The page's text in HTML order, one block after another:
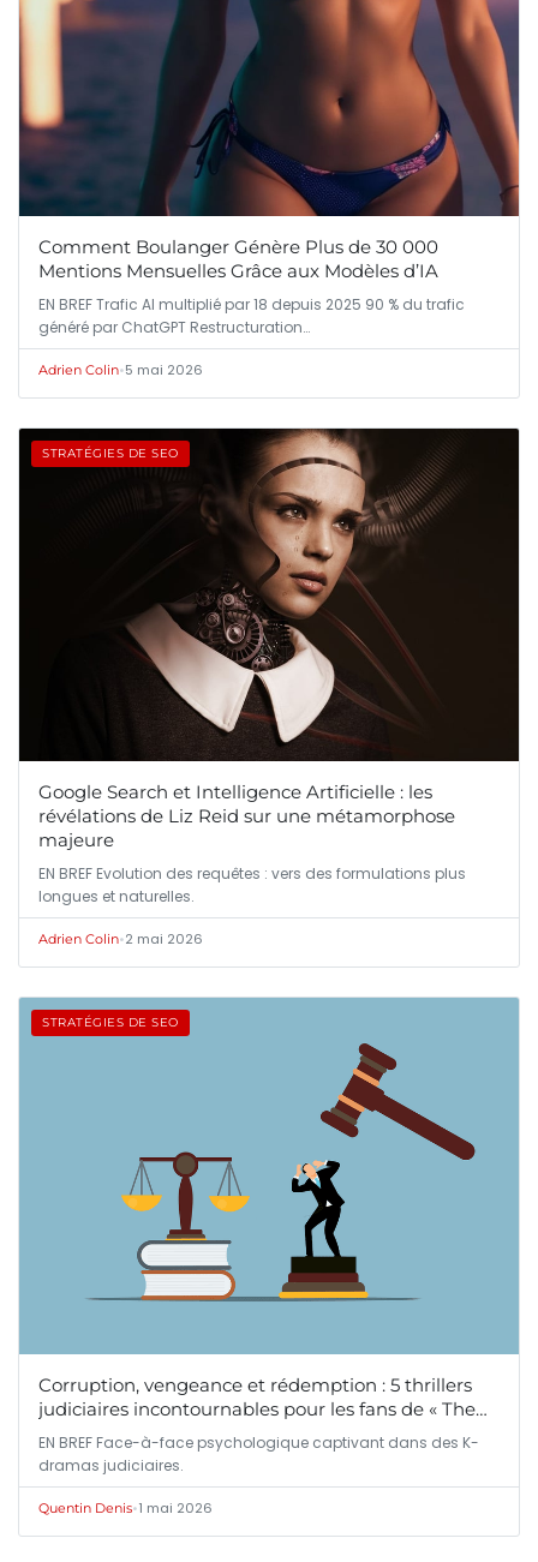
Comment Boulanger Génère Plus de 30 000
Mentions Mensuelles Grâce aux Modèles d’IA
EN BREF Trafic AI multiplié par 18 depuis 2025 90 % du trafic
généré par ChatGPT Restructuration…
Adrien Colin•5 mai 2026
STRATÉGIES DE SEO
Google Search et Intelligence Artificielle : les
révélations de Liz Reid sur une métamorphose
majeure
EN BREF Evolution des requêtes : vers des formulations plus
longues et naturelles.
Adrien Colin•2 mai 2026
STRATÉGIES DE SEO
Corruption, vengeance et rédemption : 5 thrillers
judiciaires incontournables pour les fans de « The…
EN BREF Face-à-face psychologique captivant dans des K-
dramas judiciaires.
Quentin Denis•1 mai 2026